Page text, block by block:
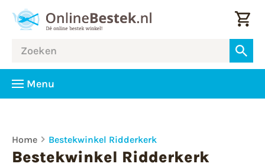
Menu
Home Bestekwinkel Ridderkerk
Bestekwinkel Ridderkerk